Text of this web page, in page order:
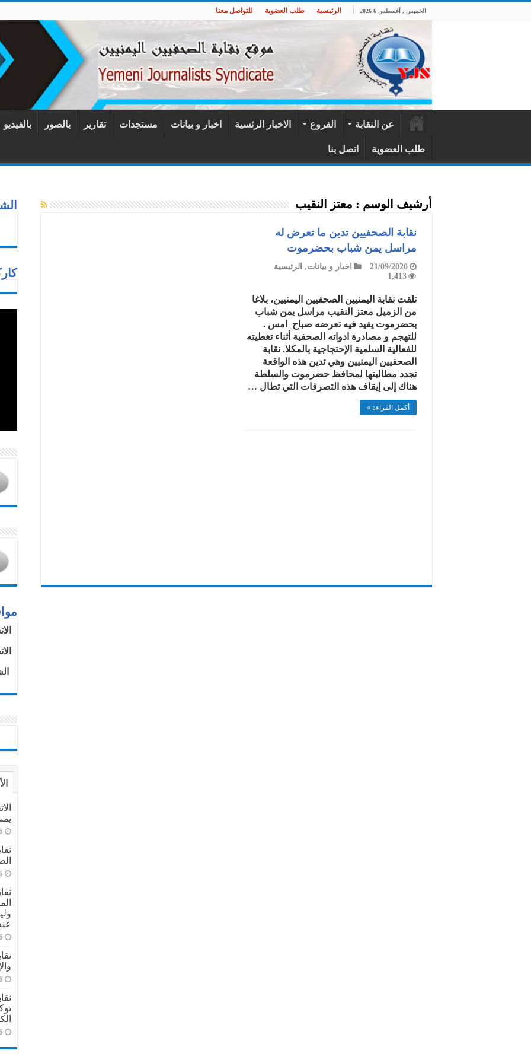
الخميس , أغسطس 6 2026 الرئيسية طلب العضوية للتواصل معنا
عن النقابة الفروع الاخبار الرئسية اخبار و بيانات مستجدات تقارير بالصور بالفيديو
طلب العضوية اتصل بنا
أرشيف الوسم : معتز النقيب
نقابة الصحفيين تدين ما تعرض له
مراسل يمن شباب بحضرموت
21/09/2020 اخبار و بيانات, الرئيسية
1,413
تلقت نقابة اليمنيين الصحفيين اليمنيين، بلاغا
من الزميل معتز النقيب مراسل يمن شباب
بحضرموت يفيد فيه تعرضه صباح امس .
للتهجم و مصادرة ادواته الصحفية أثناء تغطيته
للفعالية السلمية الإحتجاجية بالمكلا. نقابة
الصحفيين اليمنيين وهي تدين هذه الواقعة
تجدد مطالبتها لمحافظ حضرموت والسلطة
هناك إلى إيقاف هذه التصرفات التي تطال …
أكمل القراءة »